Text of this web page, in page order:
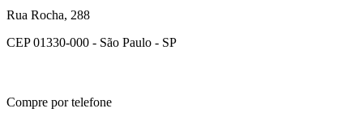
Rua Rocha, 288
CEP 01330-000 - São Paulo - SP
Compre por telefone